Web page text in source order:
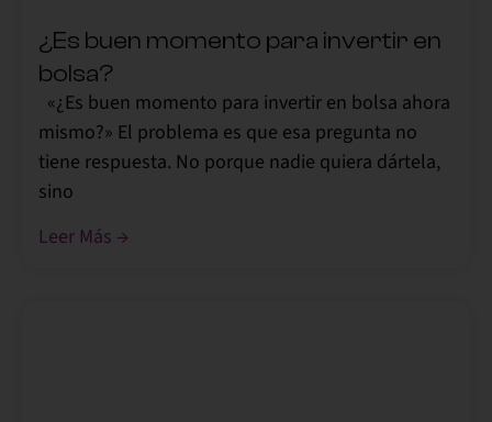
¿Es buen momento para invertir en
bolsa?
«¿Es buen momento para invertir en bolsa ahora
mismo?» El problema es que esa pregunta no
tiene respuesta. No porque nadie quiera dártela,
sino
Leer Más →